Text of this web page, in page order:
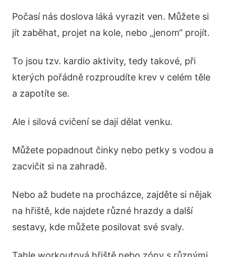
Počasí nás doslova láká vyrazit ven. Můžete si
jít zaběhat, projet na kole, nebo „jenom“ projít.
To jsou tzv. kardio aktivity, tedy takové, při
kterých pořádně rozproudíte krev v celém těle
a zapotíte se.
Ale i silová cvičení se dají dělat venku.
Můžete popadnout činky nebo petky s vodou a
zacvičit si na zahradě.
Nebo až budete na procházce, zajděte si nějak
na hřiště, kde najdete různé hrazdy a další
sestavy, kde můžete posilovat své svaly.